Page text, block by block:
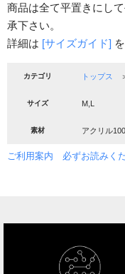
商品は全て平置きにし
承下さい。
詳細は [サイズガイド]
カテゴリ トップス
サイズ M,L
素材 アクリル
ご利用案内 必ずお読みく